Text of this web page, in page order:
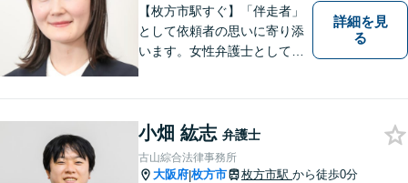
【枚方市駅すぐ】「伴走者」
として依頼者の思いに寄り添
います。女性弁護士としての
あればどうぞ気軽にお声がけ
ください。【オンライン・電
話相談可】【完全個室・防音
詳細を見
る
小畑 紘志 弁護士
古山綜合法律事務所
大阪府|枚方市 枚方市駅 から徒歩0分